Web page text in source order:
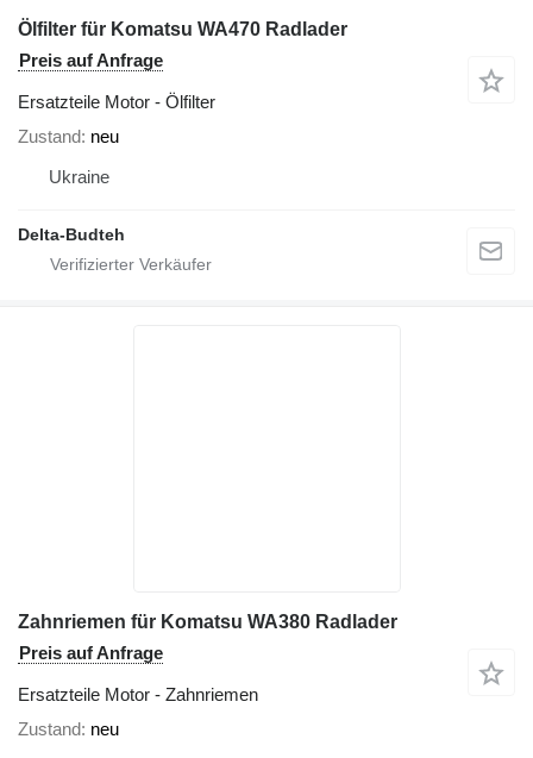
Ölfilter für Komatsu WA470 Radlader
Preis auf Anfrage
Ersatzteile Motor - Ölfilter
Zustand
neu
Ukraine
Delta-Budteh
Zahnriemen für Komatsu WA380 Radlader
Preis auf Anfrage
Ersatzteile Motor - Zahnriemen
Zustand
neu